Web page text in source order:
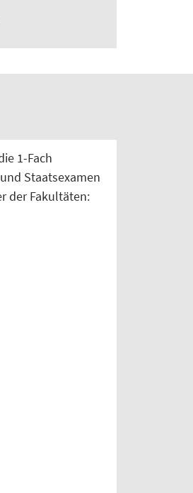
1-Fach
Staatsexamen
der Fakultäten: